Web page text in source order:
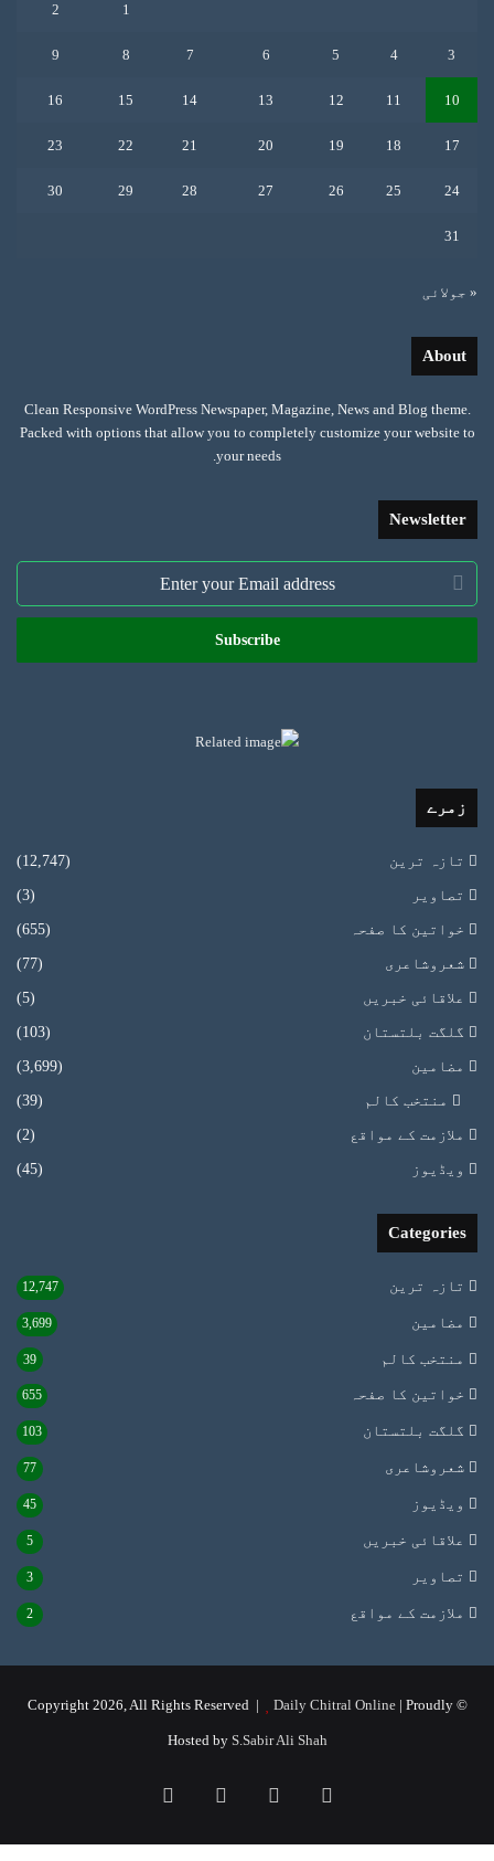
1
2
3
4
5
6
7
8
9
10
11
12
13
14
15
16
17
18
19
20
21
22
23
24
25
26
27
28
29
30
31
« جولائی
About
Clean Responsive WordPress Newspaper, Magazine, News and Blog theme.
Packed with options that allow you to completely customize your website to
your needs.
Newsletter
Enter
your
Email
زمرے
تازہ ترین (12,747)
تصاویر (3)
خواتین کا صفحہ (655)
شعروشاعری (77)
علاقائی خبریں (5)
گلگت بلتستان (103)
مضامین (3,699)
منتخب کالم (39)
ملازمت کے مواقع (2)
ویڈیوز (45)
Categories
تازہ ترین 12,747
مضامین 3,699
منتخب کالم 39
خواتین کا صفحہ 655
گلگت بلتستان 103
شعروشاعری 77
ویڈیوز 45
علاقائی خبریں 5
تصاویر 3
ملازمت کے مواقع 2
© Copyright 2026, All Rights Reserved |
Daily Chitral Online| Proudly
Hosted by S.Sabir Ali Shah
Facebook
YouTube